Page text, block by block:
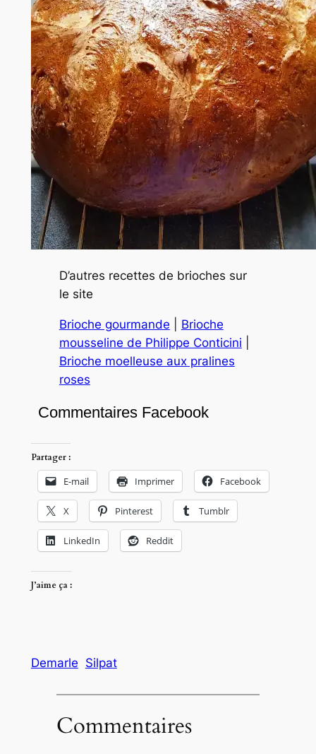
D’autres recettes de brioches sur
le site
Brioche gourmande
Brioche
mousseline de Philippe Conticini
Brioche moelleuse aux pralines
roses
Commentaires Facebook
Partager :
E-mail Imprimer Facebook
X Pinterest Tumblr
LinkedIn Reddit
J’aime ça :
Demarle Silpat
Commentaires